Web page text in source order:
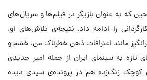
که به عنوان بازیگر در فیلم‌ها و سریال‌های
را ادامه داد. نتیجه‌ی تلاش‌های او،
مانند اعترافات ذهن خطرناک من، خشم و
تازه به سینمای ایران از جمله امیر جدیدی
کوچک زنگ‌زده هم در پرونده‌ی سیدی دیده